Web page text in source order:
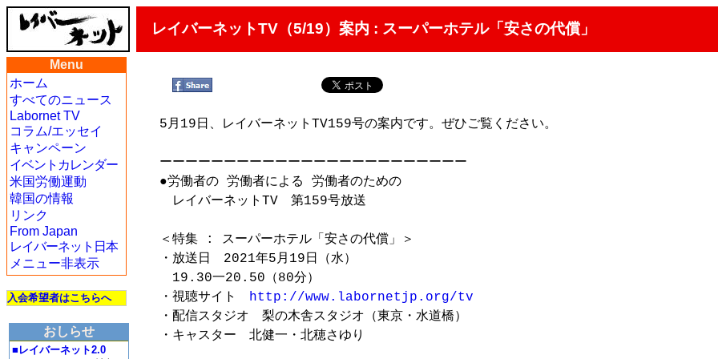
レイバーネットTV（5/19）案内 : スーパーホテル「安さの代償」
Menu
ホーム
すべてのニュース
Labornet TV
コラム/エッセイ
キャンペーン
イベントカレンダー
米国労働運動
韓国の情報
リンク
From Japan
レイバーネット日本
メニュー非表示
入会希望者はこちらへ
おしらせ
■レイバーネット2.0
5月19日、レイバーネットTV159号の案内です。ぜひご覧ください。
ーーーーーーーーーーーーーーーーーーーーーーーー
●労働者の 労働者による 労働者のための
レイバーネットTV　第159号放送
＜特集 : スーパーホテル「安さの代償」＞
・放送日　2021年5月19日（水）
19.30一20.50（80分）
・視聴サイト http://www.labornetjp.org/tv
・配信スタジオ　梨の木舎スタジオ（東京・水道橋）
・キャスター　北健一・北穂さゆり